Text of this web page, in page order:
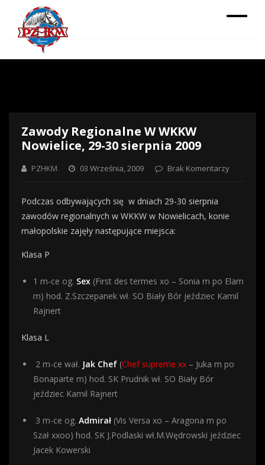
Zawody Regionalne W WKKW
Nowielice, 29-30 sierpnia 2009
PZHKM 03 Września, 2009 Brak Komentarzy
Podczas odbywających się w dniach 29-30 sierpnia
zawodów regionalnych w WKKW w Nowielicach, konie
małopolskie zajęły następujące miejsca:
Klasa P
1 m-ce og. Sex (First des termes xo – Sonia m po Elam
m) hod. Z.Szczepanek wł. SO Biały Bór jeździec Kamil
Rajnert
Klasa L
2 m-ce wał. Jak Chef (Chef supreme xx – Juka m po
Bonaparte m) hod. SK Prudnik wł. SO Biały Bór
jeździec Kamil Rajnert
3 m-ce og. Admirał (Vis Versa xo – Aragona m po
Szał xxoo) hod. SK J.Podlaski wł.M.Wędrowski jeździec
Jacek Kowerski